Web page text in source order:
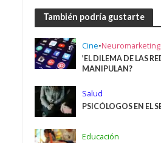
También podría gustarte
Cine•Neuromarketing
’EL DILEMA DE LAS
MANIPULAN?
Salud
PSICÓLOGOS EN EL
Educación